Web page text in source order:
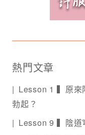
熱門文章
Lesson 1 ▍原來
勃起？
Lesson 9 ▍陰道